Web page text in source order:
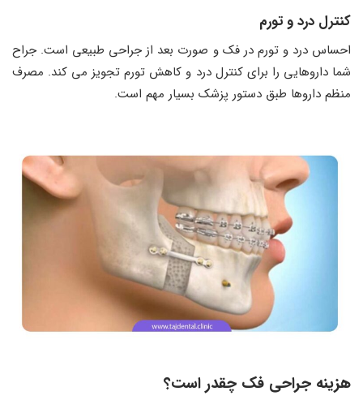
کنترل درد و تورم
احساس درد و تورم در فک و صورت بعد از جراحی طبیعی است. جراح
شما داروهایی را برای کنترل درد و کاهش تورم تجویز می کند. مصرف
منظم داروها طبق دستور پزشک بسیار مهم است.
هزینه جراحی فک چقدر است؟